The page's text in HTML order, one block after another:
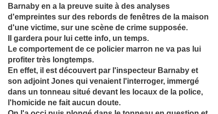
Barnaby en a la preuve suite à des analyses
d'empreintes sur des rebords de fenêtres de la maison
d'une victime, sur une scène de crime supposée.
Il gardera pour lui cette info, un temps.
Le comportement de ce policier marron ne va pas lui
profiter très longtemps.
En effet, il est découvert par l'inspecteur Barnaby et
son adjoint Jones qui venaient l'interroger, immergé
dans un tonneau situé devant les locaux de la police,
l'homicide ne fait aucun doute.